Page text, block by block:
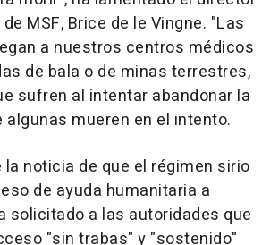
MSF, Brice de le Vingne. "Las
a nuestros centros médicos
de bala o de minas terrestres,
sufren al intentar abandonar la
algunas mueren en el intento.
noticia de que el régimen sirio
de ayuda humanitaria a
solicitado a las autoridades que
"sin trabas" y "sostenido"